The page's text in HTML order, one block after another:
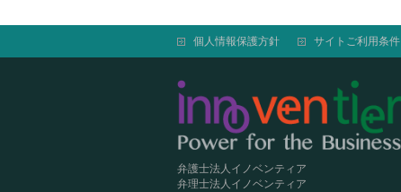
個人情報保護方針 サイトご利用条件
弁護士法人イノベンティア
弁理士法人イノベンティア